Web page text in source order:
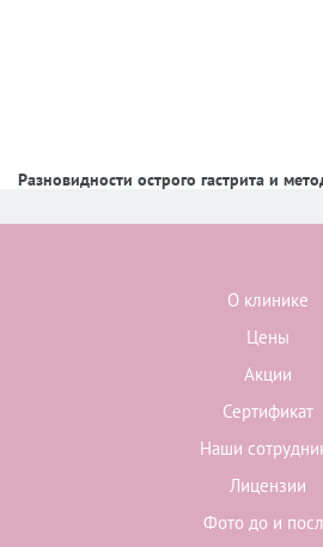
Разновидности острого гастрита и
О клинике
Цены
Акции
Сертификат
Наши
Лицензии
Фото до и